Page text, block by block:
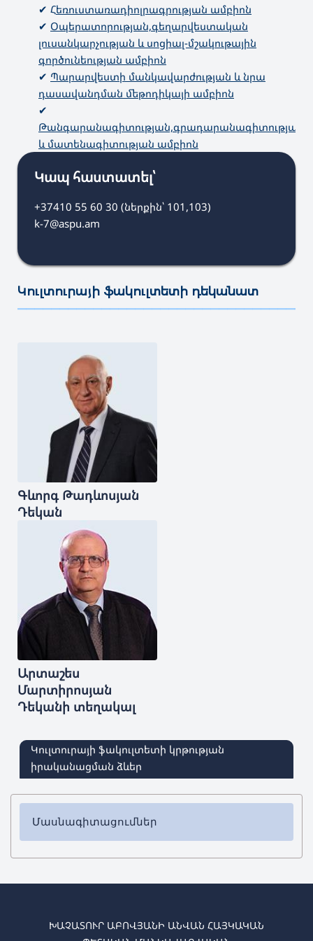
✔ Հեռուստառադիոլրագրության ամբիոն
✔ Օպերատորության,գեղարվեստական
լուսանկարչության և սոցիալ-մշակութային
գործունեության ամբիոն
✔ Պարարվեստի մանկավարժության և նրա
դասավանդման մեթոդիկայի ամբիոն
✔
Թանգարանագիտության,գրադարանագիտության
և մատենագիտության ամբիոն
Կապ հաստատել՝
+37410 55 60 30 (ներքին՝ 101,103)
k-7@aspu.am
Կուլտուրայի ֆակուլտետի դեկանատ
Գևորգ Թադևոսյան
Դեկան
Արտաշես
Մարտիրոսյան
Դեկանի տեղակալ
Կուլտուրայի ֆակուլտետի կրթության
իրականացման ձևեր
Մասնագիտացումներ
✔ Բակալավրիատ
էստրադային, ժողգործիքներ)
ԽԱՉԱՏՈՒՐ ԱԲՈՎՅԱՆԻ ԱՆՎԱՆ ՀԱՅԿԱԿԱՆ